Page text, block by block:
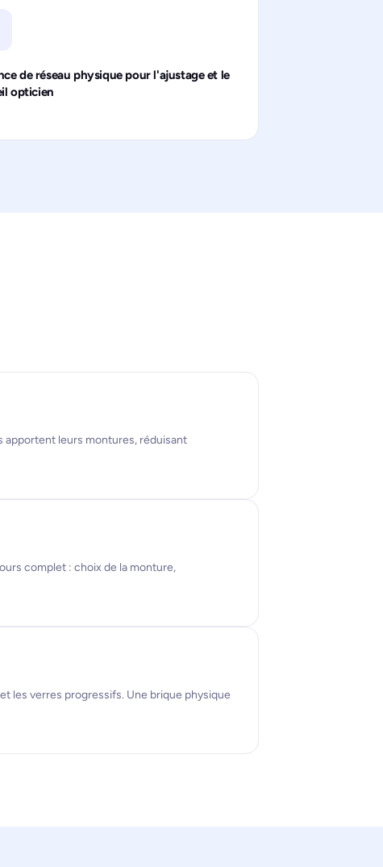
de réseau physique pour l'ajustage et le
opticien
apportent leurs montures, réduisant
complet : choix de la monture,
les verres progressifs. Une brique physique